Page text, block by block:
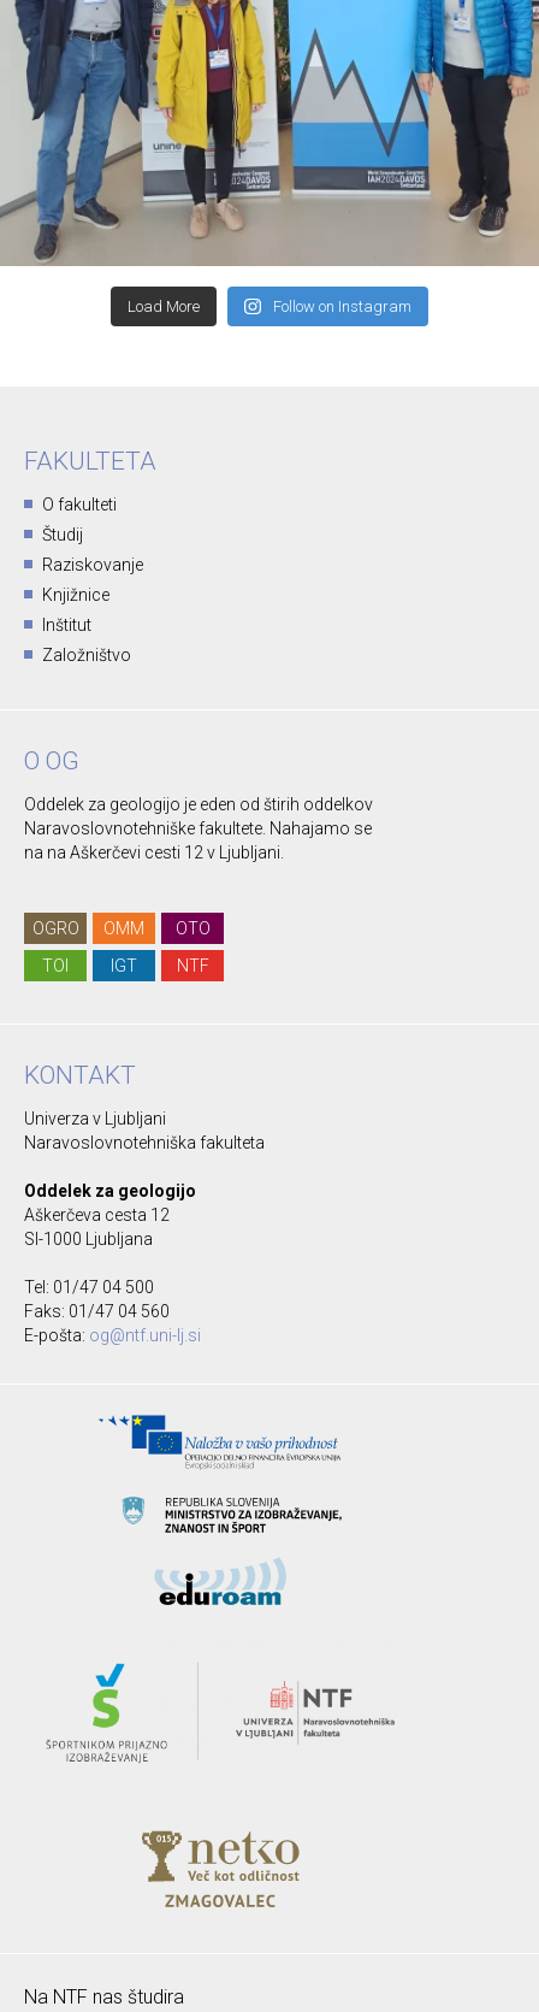
Load More Follow on Instagram
FAKULTETA
O fakulteti
Študij
Raziskovanje
Knjižnice
Inštitut
Založništvo
O OG
Oddelek za geologijo je eden od štirih oddelkov
Naravoslovnotehniške fakultete. Nahajamo se
na na Aškerčevi cesti 12 v Ljubljani.
OGRO OMM
OTO
TOI
IGT NTF
KONTAKT
Univerza v Ljubljani
Naravoslovnotehniška fakulteta
Oddelek za geologijo
Aškerčeva cesta 12
SI-1000 Ljubljana
Tel: 01/47 04 500
Faks: 01/47 04 560
E-pošta: og@ntf.uni-lj.si
Na NTF nas študira